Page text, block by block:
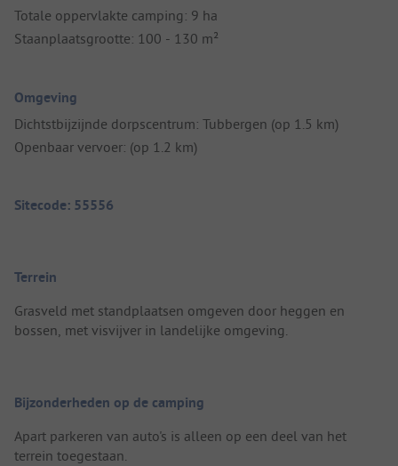
Totale oppervlakte camping: 9 ha
Staanplaatsgrootte: 100 - 130 m²
Omgeving
Dichtstbijzijnde dorpscentrum: Tubbergen (op 1.5 km)
Openbaar vervoer: (op 1.2 km)
Sitecode: 55556
Terrein
Grasveld met standplaatsen omgeven door heggen en
bossen, met visvijver in landelijke omgeving.
Bijzonderheden op de camping
Apart parkeren van auto's is alleen op een deel van het
terrein toegestaan.